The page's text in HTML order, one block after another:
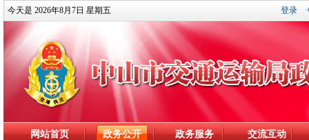
今天是 2026年8月7日 星期五 登录
网站首页 政务公开 政务服务 交流互动